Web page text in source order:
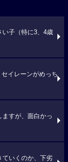
い子（特に3、4歳
イレーンがめっち
すが、面白かっ
ていくのか、下劣